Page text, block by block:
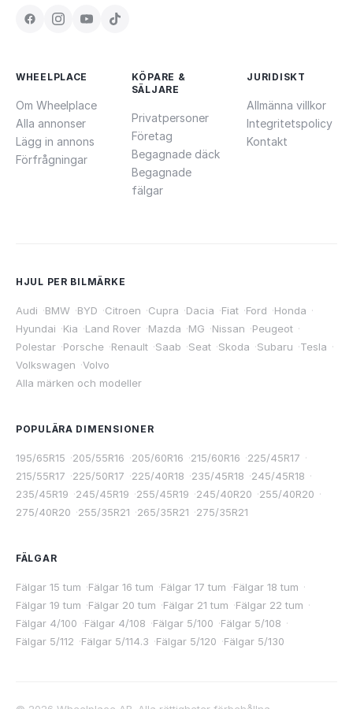
WHEELPLACE
Om Wheelplace
Alla annonser
Lägg in annons
Förfrågningar
KÖPARE &
SÄLJARE
Privatpersoner
Företag
Begagnade däck
Begagnade
fälgar
JURIDISKT
Allmänna villkor
Integritetspolicy
Kontakt
HJUL PER BILMÄRKE
Audi ·BMW ·BYD ·Citroen ·Cupra ·Dacia ·Fiat ·Ford ·Honda ·
Hyundai ·Kia ·Land Rover ·Mazda ·MG ·Nissan ·Peugeot ·
Polestar ·Porsche ·Renault ·Saab ·Seat ·Skoda ·Subaru ·Tesla ·
Volkswagen ·Volvo
Alla märken och modeller
POPULÄRA DIMENSIONER
195/65R15 ·205/55R16 ·205/60R16 ·215/60R16 ·225/45R17 ·
215/55R17 ·225/50R17 ·225/40R18 ·235/45R18 ·245/45R18 ·
235/45R19 ·245/45R19 ·255/45R19 ·245/40R20 ·255/40R20 ·
275/40R20 ·255/35R21 ·265/35R21 ·275/35R21
FÄLGAR
Fälgar 15 tum ·Fälgar 16 tum ·Fälgar 17 tum ·Fälgar 18 tum ·
Fälgar 19 tum ·Fälgar 20 tum ·Fälgar 21 tum ·Fälgar 22 tum ·
Fälgar 4/100 ·Fälgar 4/108 ·Fälgar 5/100 ·Fälgar 5/108 ·
Fälgar 5/112 ·Fälgar 5/114.3 ·Fälgar 5/120 ·Fälgar 5/130